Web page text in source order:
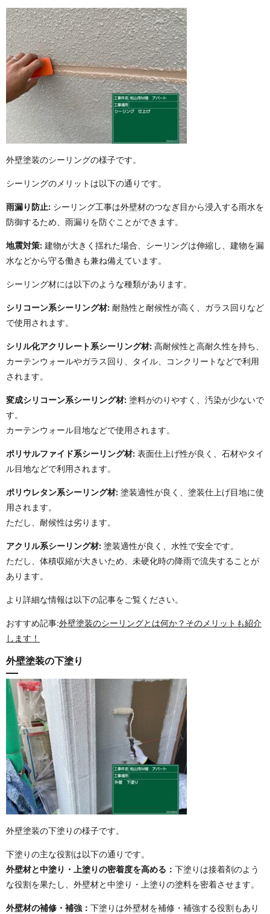
外壁塗装のシーリングの様子です。
シーリングのメリットは以下の通りです。
雨漏り防止: シーリング工事は外壁材のつなぎ目から浸入する雨水を
防御するため、雨漏りを防ぐことができます。
地震対策: 建物が大きく揺れた場合、シーリングは伸縮し、建物を漏
水などから守る働きも兼ね備えています。
シーリング材には以下のような種類があります。
シリコーン系シーリング材: 耐熱性と耐候性が高く、ガラス回りなど
で使用されます。
シリル化アクリレート系シーリング材: 高耐候性と高耐久性を持ち、
カーテンウォールやガラス回り、タイル、コンクリートなどで利用
されます。
変成シリコーン系シーリング材: 塗料がのりやすく、汚染が少ないで
す。
カーテンウォール目地などで使用されます。
ポリサルファイド系シーリング材: 表面仕上げ性が良く、石材やタイ
ル目地などで利用されます。
ポリウレタン系シーリング材: 塗装適性が良く、塗装仕上げ目地に使
用されます。
ただし、耐候性は劣ります。
アクリル系シーリング材: 塗装適性が良く、水性で安全です。
ただし、体積収縮が大きいため、未硬化時の降雨で流失することが
あります。
より詳細な情報は以下の記事をご覧ください。
おすすめ記事:外壁塗装のシーリングとは何か？そのメリットも紹介
します！
外壁塗装の下塗り
外壁塗装の下塗りの様子です。
下塗りの主な役割は以下の通りです。
外壁材と中塗り・上塗りの密着度を高める： 下塗りは接着剤のよう
な役割を果たし、外壁材と中塗り・上塗りの塗料を密着させます。
外壁材の補修・補強： 下塗りは外壁材を補修・補強する役割もあり